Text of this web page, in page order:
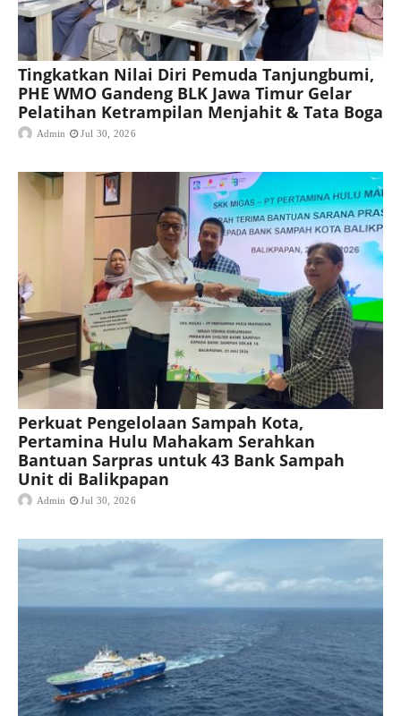
Tingkatkan Nilai Diri Pemuda Tanjungbumi,
PHE WMO Gandeng BLK Jawa Timur Gelar
Pelatihan Ketrampilan Menjahit & Tata Boga
Admin Jul 30, 2026
Perkuat Pengelolaan Sampah Kota,
Pertamina Hulu Mahakam Serahkan
Bantuan Sarpras untuk 43 Bank Sampah
Unit di Balikpapan
Admin Jul 30, 2026